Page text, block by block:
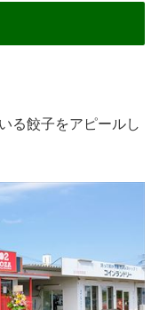
る餃子をアピールし